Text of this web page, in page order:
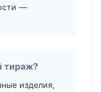
—
тираж?
изделия,